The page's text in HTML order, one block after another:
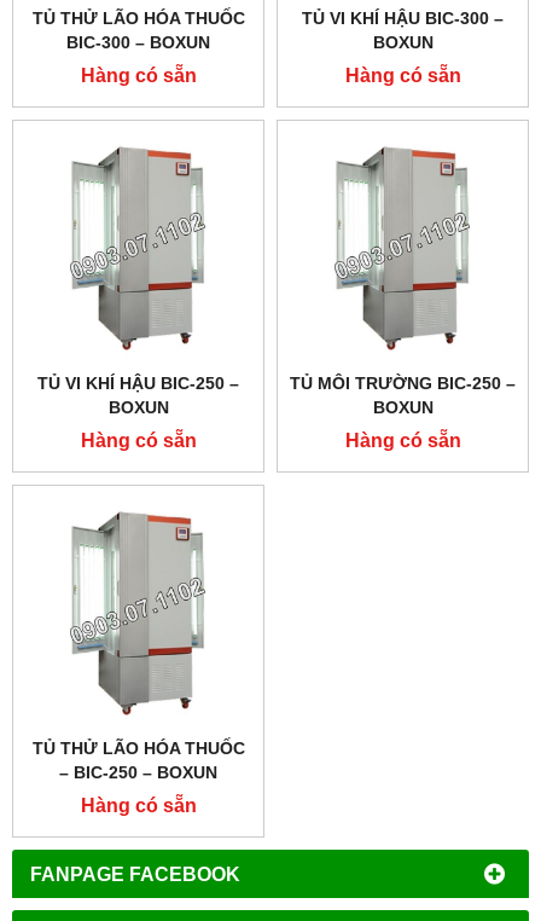
FANPAGE FACEBOOK
TỦ THỬ LÃO HÓA THUỐC
BIC-300 – BOXUN
Hàng có sẵn
TỦ VI KHÍ HẬU BIC-300 –
BOXUN
Hàng có sẵn
TỦ VI KHÍ HẬU BIC-250 –
BOXUN
Hàng có sẵn
TỦ MÔI TRƯỜNG BIC-250 –
BOXUN
Hàng có sẵn
TỦ THỬ LÃO HÓA THUỐC
– BIC-250 – BOXUN
Hàng có sẵn